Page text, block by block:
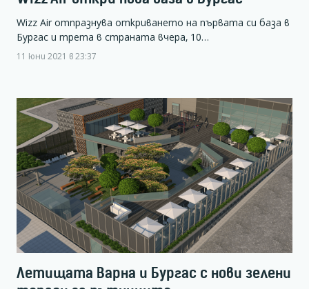
Wizz Air отпразнува откриването на първата си база в
Бургас и трета в страната вчера, 10…
11 юни 2021 в 23:37
Летищата Варна и Бургас с нови зелени